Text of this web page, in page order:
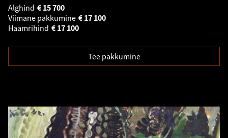
Alghind
15 700
€
Viimane pakkumine
17 100
€
Haamrihind
17 100
€
Tee pakkumine